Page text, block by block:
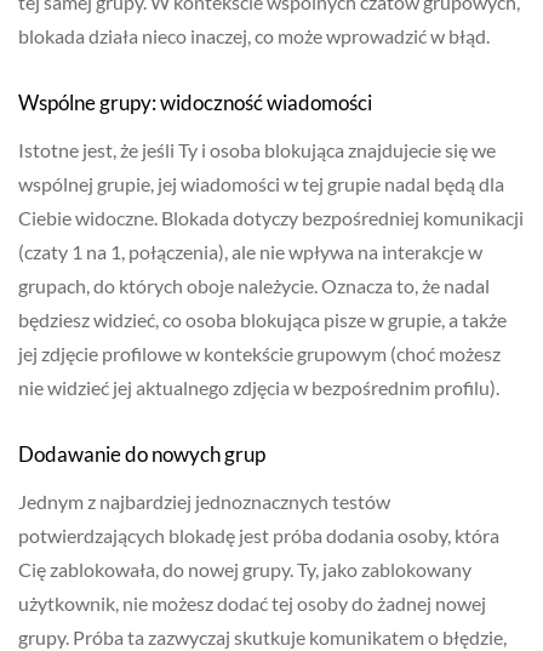
blokada działa nieco inaczej, co może wprowadzić w błąd.
Wspólne grupy: widoczność wiadomości
Istotne jest, że jeśli Ty i osoba blokująca znajdujecie się we
wspólnej grupie, jej wiadomości w tej grupie nadal będą dla
Ciebie widoczne. Blokada dotyczy bezpośredniej komunikacji
(czaty 1 na 1, połączenia), ale nie wpływa na interakcje w
grupach, do których oboje należycie. Oznacza to, że nadal
będziesz widzieć, co osoba blokująca pisze w grupie, a także
jej zdjęcie profilowe w kontekście grupowym (choć możesz
nie widzieć jej aktualnego zdjęcia w bezpośrednim profilu).
Dodawanie do nowych grup
Jednym z najbardziej jednoznacznych testów
potwierdzających blokadę jest próba dodania osoby, która
Cię zablokowała, do nowej grupy. Ty, jako zablokowany
użytkownik, nie możesz dodać tej osoby do żadnej nowej
grupy. Próba ta zazwyczaj skutkuje komunikatem o błędzie,